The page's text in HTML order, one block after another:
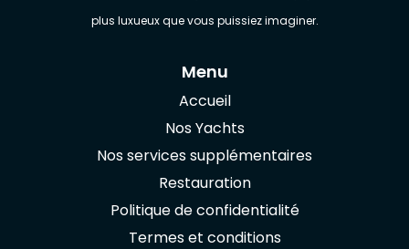
plus luxueux que vous puissiez imaginer.
Menu
Accueil
Nos Yachts
Nos services supplémentaires
Restauration
Politique de confidentialité
Termes et conditions